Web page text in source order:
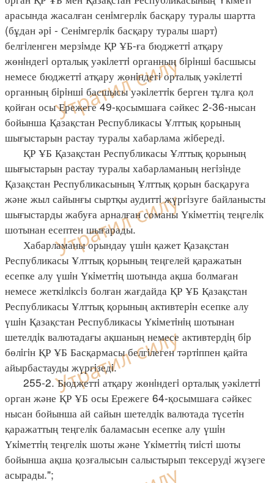
арасында жасалған сенiмгерлiк басқару туралы шартта
(бұдан әрi - Сенiмгерлiк басқару туралы шарт)
белгiленген мерзiмде ҚР ҰБ-ға бюджеттi атқару
жөнiндегi орталық уәкiлеттi органның бiрiншi басшысы
немесе бюджеттi атқару жөнiндегi орталық уәкiлеттi
органның бiрiншi басшысы уәкiлеттiк берген тұлға қол
қойған осы Ережеге 49-қосымшаға сәйкес 2-36-нысан
бойынша Қазақстан Республикасы Ұлттық қорының
шығыстарын растау туралы хабарлама жiбередi.
ҚР ҰБ Қазақстан Республикасы Ұлттық қорының
шығыстарын растау туралы хабарламаның негiзiнде
Қазақстан Республикасының Ұлттық қорын басқаруға
және жыл сайынғы сыртқы аудиттi жүргiзуге байланысты
шығыстарды жабуға арналған соманы Үкiметтің теңгелiк
шотынан есептен шығарады.
Хабарламаны орындау үшiн қажет Қазақстан
Республикасы Ұлттық қорының теңгелей қаражатын
есепке алу үшiн Үкiметтiң шотында ақша болмаған
немесе жеткiлiксiз болған жағдайда ҚР ҰБ Қазақстан
Республикасы Ұлттық қорының активтерiн есепке алу
үшiн Қазақстан Республикасы Үкiметiнiң шотынан
шетелдiк валютадағы ақшаның немесе активтердiң бiр
бөлiгiн ҚР ҰБ Басқармасы белгiлеген тәртiппен қайта
айырбастауды жүргiзедi.
255-2. Бюджеттi атқару жөнiндегi орталық уәкiлеттi
орган және ҚР ҰБ осы Ережеге 64-қосымшаға сәйкес
нысан бойынша ай сайын шетелдiк валютада түсетiн
қаражаттың теңгелiк баламасын есепке алу үшiн
Үкiметтiң теңгелiк шоты және Үкiметтiң тиiстi шоты
бойынша ақша қозғалысын салыстырып тексерудi жүзеге
асырады.";